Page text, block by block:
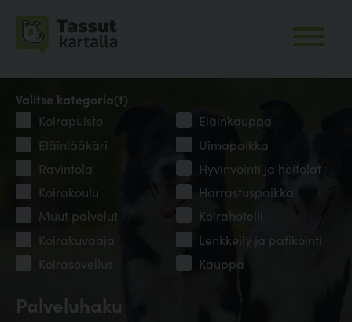
Palveluhaku
Valitse kategoria(t)
Koirapuisto
Eläinkauppa
Eläinlääkäri
Uimapaikka
Ravintola
Hyvinvointi ja hoitolat
Koirakoulu
Harrastuspaikka
Muut palvelut
Koirahotelli
Koirakuvaaja
Lenkkeily ja patikointi
Koirasovellus
Kauppa